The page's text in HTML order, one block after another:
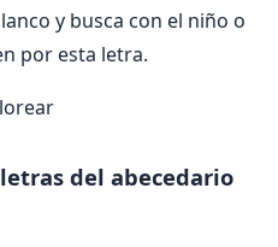
y busca con el niño o
por esta letra.
del abecedario